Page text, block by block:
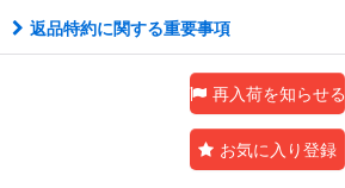
返品特約に関する重要事項
再入荷を知らせる
お気に入り登録